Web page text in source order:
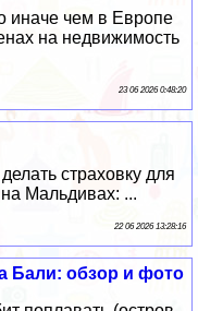
иначе чем в Европе
на недвижимость
23 06 2026 0:48:20
страховку для
Мальдивах: ...
22 06 2026 13:28:16
Бали: обзор и фото